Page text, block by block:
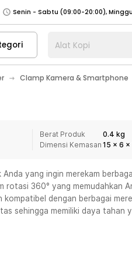
Senin - Jumat (07:00 - 20:00),
Senin - Jumat (08:00 - 20:00), Sabtu -
Senin - Jumat (08:00 - 20:00), Sabtu
Senin - Sabtu (09:00-20:00),
Senin - Sabtu (09:00-20:00),
Senin - Jumat (07:00 - 20:00),
Senin - Jumat (08:00 - 20:00), Sabtu
Alat Kopi
Clamp Kamera & Smartphone
Berat Produk
0.4 kg
Dimensi Kemasan 15 x 6 x
yang ingin merekam
rotasi 360° yang memudahkan
dengan berbagai
sehingga memiliki daya tahan